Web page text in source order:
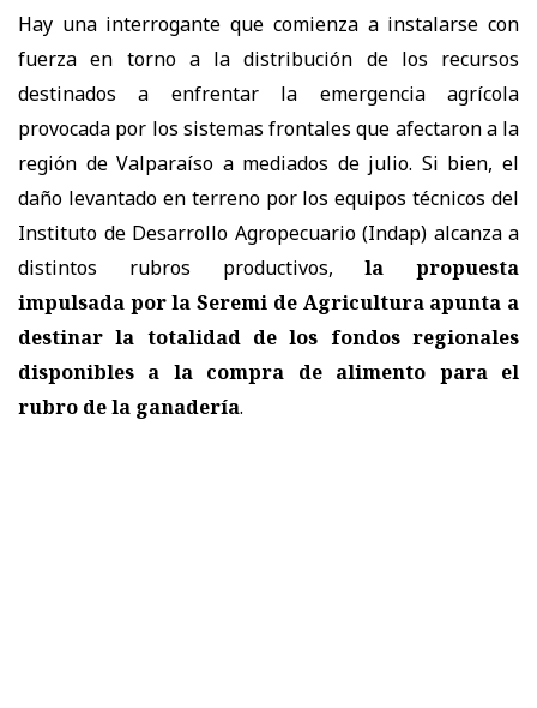
Hay una interrogante que comienza a instalarse con
fuerza en torno a la distribución de los recursos
destinados a enfrentar la emergencia agrícola
provocada por los sistemas frontales que afectaron a la
región de Valparaíso a mediados de julio. Si bien, el
daño levantado en terreno por los equipos técnicos del
Instituto de Desarrollo Agropecuario (Indap) alcanza a
distintos rubros productivos,la propuesta
impulsada por la Seremi de Agricultura apunta a
destinar la totalidad de los fondos regionales
disponibles a la compra de alimento para el
rubro de la ganadería.